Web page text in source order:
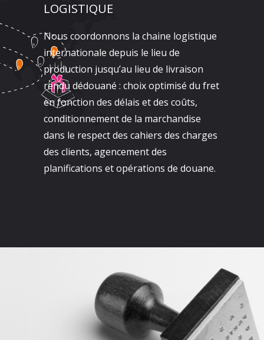
LOGISTIQUE
Nous coordonnons la chaine logistique
internationale depuis le lieu de
production jusqu’au lieu de livraison
rendu dédouané : choix optimisé du fret
en fonction des délais et des coûts,
conditionnement de la marchandise
dans le respect des cahiers des charges
des clients, agencement des
planifications et opérations de douane.